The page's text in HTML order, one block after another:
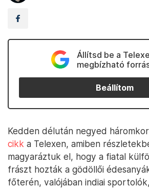
Állítsd be a
megbízható
Beállítom
Kedden délután negyed
cikk a Telexen, amiben
magyaráztuk el, hogy a fiatal
frászt hozták a gödöllői
főterén, valójában indiai